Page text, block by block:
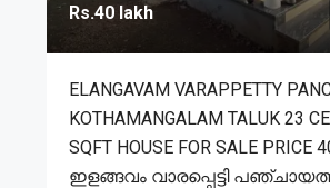
Rs.40 lakh
ELANGAVAM VARAPPETTY
KOTHAMANGALAM TALUK 23
SQFT HOUSE FOR SALE PRICE
ഇളങ്ങവം വാരപ്പെട്ടി